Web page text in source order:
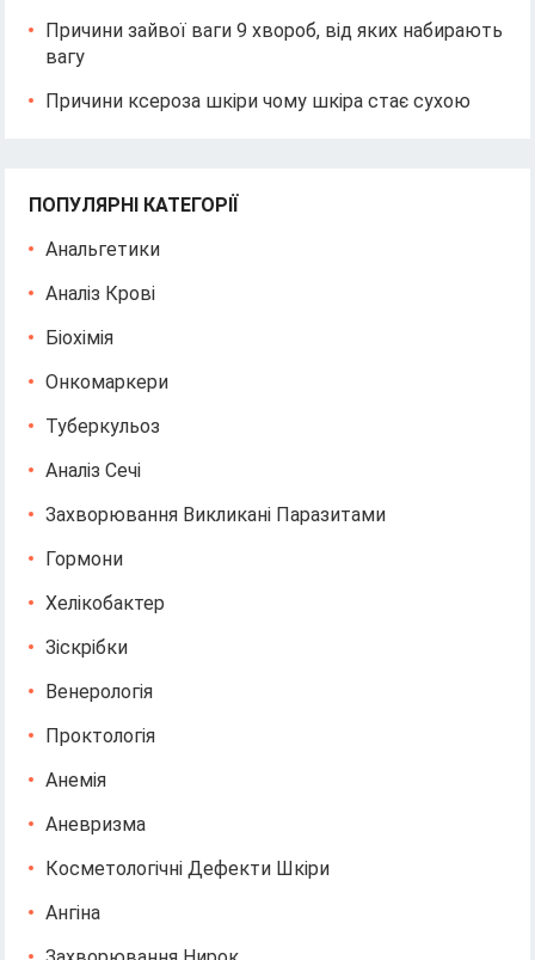
Причини зайвої ваги 9 хвороб, від яких набирають
вагу
Причини ксероза шкіри чому шкіра стає сухою
ПОПУЛЯРНІ КАТЕГОРІЇ
Анальгетики
Аналіз Крові
Біохімія
Онкомаркери
Туберкульоз
Аналіз Сечі
Захворювання Викликані Паразитами
Гормони
Хелікобактер
Зіскрібки
Венерологія
Проктологія
Анемія
Аневризма
Косметологічні Дефекти Шкіри
Ангіна